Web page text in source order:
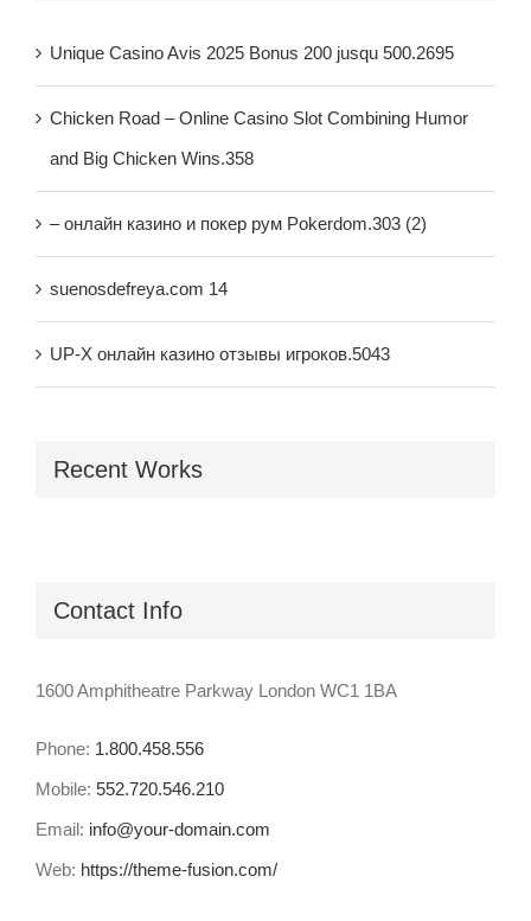
Unique Casino Avis 2025 Bonus 200 jusqu 500.2695
Chicken Road – Online Casino Slot Combining Humor
and Big Chicken Wins.358
– онлайн казино и покер рум Pokerdom.303 (2)
suenosdefreya.com 14
UP-X онлайн казино отзывы игроков.5043
Recent Works
Contact Info
1600 Amphitheatre Parkway London WC1 1BA
Phone: 1.800.458.556
Mobile: 552.720.546.210
Email: info@your-domain.com
Web: https://theme-fusion.com/